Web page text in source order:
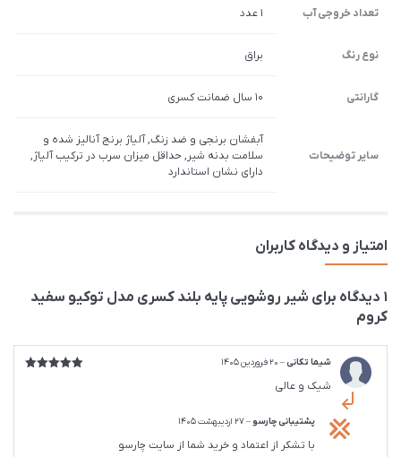
تعداد خروجی آب 1 عدد
نوع رنگ براق
گارانتی 10 سال ضمانت کسری
سایر توضیحات
آبفشان برنجی و ضد زنگ, آلیاژ برنج آنالیز شده و
سلامت بدنه شیر, حداقل میزان سرب در ترکیب آلیاژ,
دارای نشان استاندارد
امتیاز و دیدگاه کاربران
1 دیدگاه برای
شیر روشویی پایه بلند کسری مدل توکیو سفید
کروم
شیما تکانی– 20 فروردین 1405
شیک و عالی
پشتیبانی چارسو–27 اردیبهشت 1405
با تشکر از اعتماد و خرید شما از سایت چارسو